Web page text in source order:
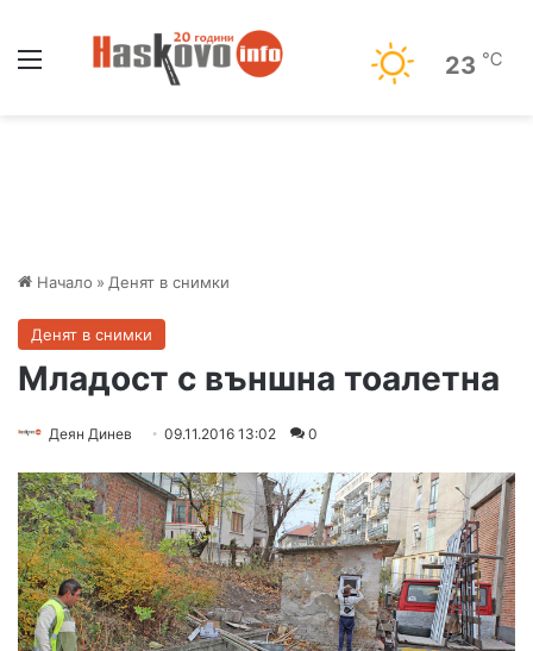
23 ℃
Начало » Денят в снимки
Денят в снимки
Младост с външна тоалетна
Деян Динев 09.11.2016 13:02 0